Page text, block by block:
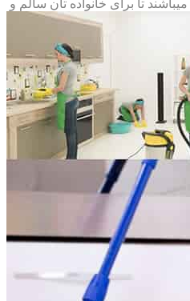
تا برای خانواده تان سالم و